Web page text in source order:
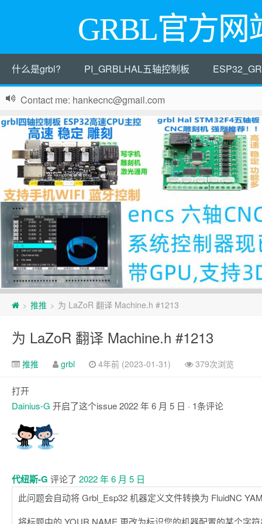
GRBL官方网
什么是grbl? PI_GRBLHAL五轴控制板
Contact me: hankecnc@gmail.com
> 推推 > 为 LaZoR 翻译 Machine.h #1213
为 LaZoR 翻译 Machine.h #1213
推推 grbl 4年前 (2023-01-31) 379次浏览
打开
Dainius-G 开启了这个issue2022 年 6 月 5 日 · 1条评论
注
释
代纽斯-G 评论了 2022 年 6 月 5 日
此问题会自动将 Grbl_Esp32 机器定义文件转换为 FluidNC
将标题中的 YOUR NAME 更改为标识您的机器配置的某个字